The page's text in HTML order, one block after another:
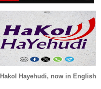
Hakol Hayehudi, now in English